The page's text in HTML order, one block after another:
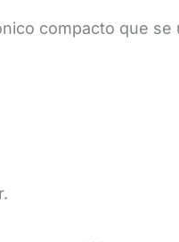
compacto que se